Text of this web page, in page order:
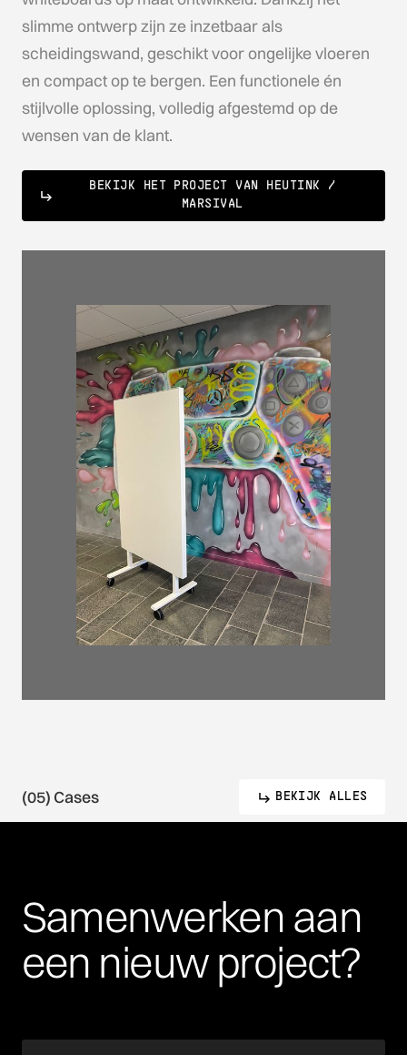
slimme ontwerp zijn ze inzetbaar als
scheidingswand, geschikt voor ongelijke vloeren
en compact op te bergen. Een functionele én
stijlvolle oplossing, volledig afgestemd op de
wensen van de klant.
BEKIJK HET PROJECT VAN HEUTINK /
MARSIVAL
(05) Cases BEKIJK ALLES
Samenwerken aan
een nieuwproject?